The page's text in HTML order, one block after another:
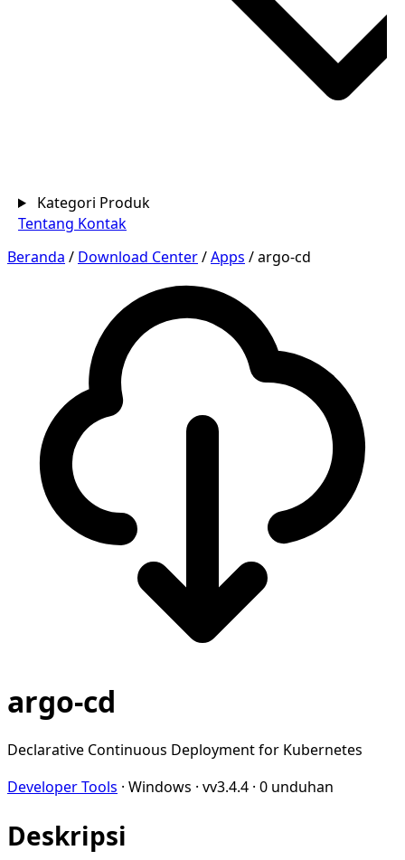
Kategori Produk
Tentang Kontak
Beranda / Download Center/Apps /argo-cd
argo-cd
Declarative Continuous Deployment for Kubernetes
Developer Tools · Windows · vv3.4.4 · 0 unduhan
Deskripsi